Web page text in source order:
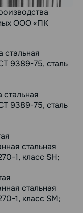
ООО «ПК
9389-75, сталь
9389-75, сталь
стальная
1, класс SH;
стальная
1, класс SM;